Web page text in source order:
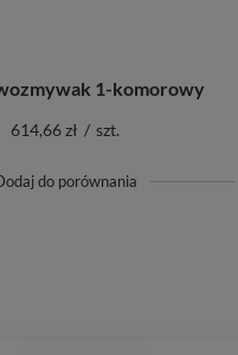
1-komorowy
614,66 zł / szt.
do porównania